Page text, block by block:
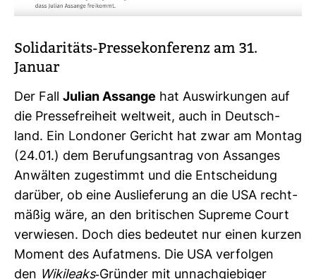
Soli­da­ri­täts-​Pres­se­kon­fe­renz am 31.
Januar
Der Fall Julian Assange hat Aus­wir­kungen auf
die Pres­se­frei­heit welt­weit, auch in Deutsch­
land. Ein Lon­doner Gericht hat zwar am Montag
(24.01.) dem Beru­fungs­an­trag von Ass­anges
Anwälten zuge­stimmt und die Ent­schei­dung
dar­über, ob eine Aus­lie­fe­rung an die USA recht­
mäßig wäre, an den bri­ti­schen Supreme Court
ver­wiesen. Doch dies bedeutet nur einen kurzen
Moment des Auf­at­mens. Die USA ver­folgen
den Wiki­leaks-​Gründer mit unnach­gie­biger